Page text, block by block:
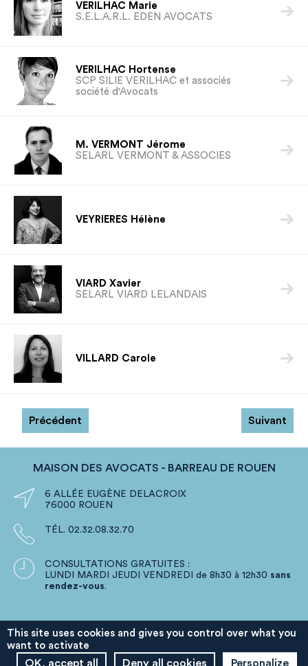
VERILHAC Marie
S.E.L.A.R.L. EDEN AVOCATS

VERILHAC Hortense
SCP SILIE VERILHAC et associés
société d'Avocats

M. VERMONT Jérome
SELARL VERMONT & ASSOCIES

VEYRIERES Hélène 
VIARD Xavier
SELARL VIARD LELANDAIS

VILLARD Carole 
Précédent Suivant
MAISON DES AVOCATS - BARREAU DE ROUEN

6 ALLÉE EUGÈNE DELACROIX
76000 ROUEN
 TÉL. 02.32.08.32.70

CONSULTATIONS GRATUITES :
LUNDI MARDI JEUDI VENDREDI de 8h30 à 12h30 sans
rendez-vous.

LE BÂTONNIER DE ROUEN
This site uses cookies and gives you control over what you
want to activate
OK, accept all Deny all cookies Personalize